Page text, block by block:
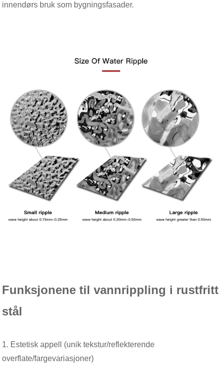
innendørs bruk som bygningsfasader.
Funksjonene til vannrippling i rustfritt
stål
1. Estetisk appell (unik tekstur/reflekterende
overflate/fargevariasjoner)